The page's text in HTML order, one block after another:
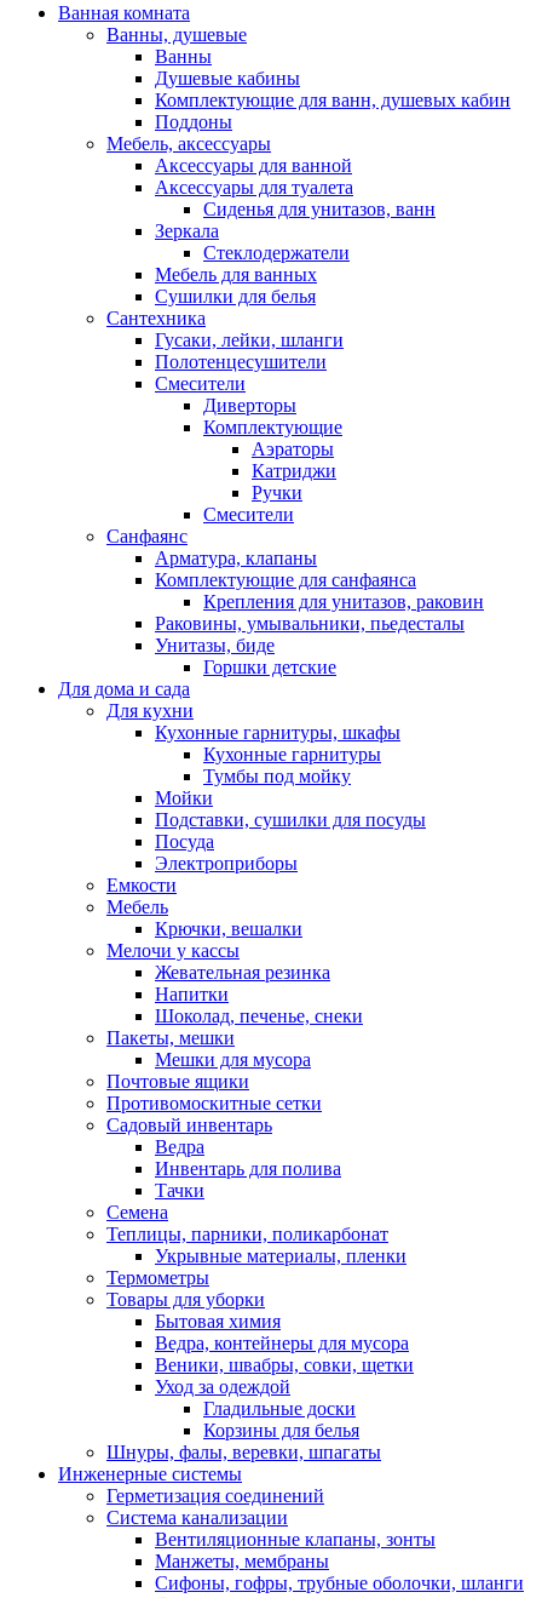
Ванная комната
Ванны, душевые
Ванны
Душевые кабины
Комплектующие для ванн, душевых кабин
Поддоны
Мебель, аксессуары
Аксессуары для ванной
Аксессуары для туалета
Сиденья для унитазов, ванн
Зеркала
Стеклодержатели
Мебель для ванных
Сушилки для белья
Сантехника
Гусаки, лейки, шланги
Полотенцесушители
Смесители
Диверторы
Комплектующие
Аэраторы
Катриджи
Ручки
Смесители
Санфаянс
Арматура, клапаны
Комплектующие для санфаянса
Крепления для унитазов, раковин
Раковины, умывальники, пьедесталы
Унитазы, биде
Горшки детские
Для дома и сада
Для кухни
Кухонные гарнитуры, шкафы
Кухонные гарнитуры
Тумбы под мойку
Мойки
Подставки, сушилки для посуды
Посуда
Электроприборы
Емкости
Мебель
Крючки, вешалки
Мелочи у кассы
Жевательная резинка
Напитки
Шоколад, печенье, снеки
Пакеты, мешки
Мешки для мусора
Почтовые ящики
Противомоскитные сетки
Садовый инвентарь
Ведра
Инвентарь для полива
Тачки
Семена
Теплицы, парники, поликарбонат
Укрывные материалы, пленки
Термометры
Товары для уборки
Бытовая химия
Ведра, контейнеры для мусора
Веники, швабры, совки, щетки
Уход за одеждой
Гладильные доски
Корзины для белья
Шнуры, фалы, веревки, шпагаты
Инженерные системы
Герметизация соединений
Система канализации
Вентиляционные клапаны, зонты
Манжеты, мембраны
Сифоны, гофры, трубные оболочки, шланги